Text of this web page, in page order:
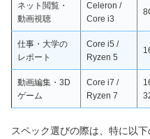
ネット閲覧・
動画視聴
Celeron /
Core i3
仕事・大学の
レポート
Core i5 /
Ryzen 5
動画編集・3D
ゲーム
Core i7 /
Ryzen 7
スペック選びの際は、特に以下